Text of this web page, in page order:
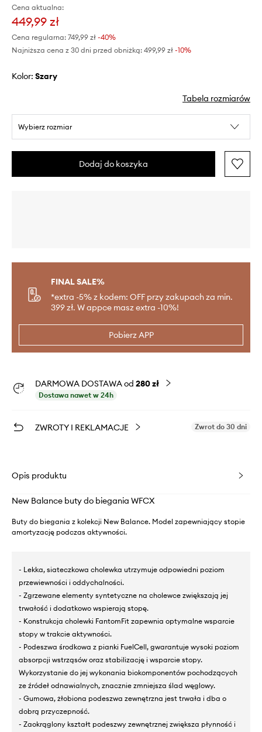
Cena aktualna:
449,99 zł
Cena regularna: 749,99 zł -40%
Najniższa cena z 30 dni przed obniżką: 499,99 zł -10%
Kolor: szary
Tabela rozmiarów
Wybierz rozmiar
Dodaj do koszyka
FINAL SALE%
*extra -5% z kodem: OFF przy zakupach za min.
399 zł. W appce masz extra -10%!
Pobierz APP
DARMOWA DOSTAWA od 280 zł
Dostawa nawet w 24h
ZWROTY I REKLAMACJE Zwrot do 30 dni
Opis produktu
New Balance buty do biegania WFCX
Buty do biegania z kolekcji New Balance. Model zapewniający stopie
amortyzację podczas aktywności.
- Lekka, siateczkowa cholewka utrzymuje odpowiedni poziom
przewiewności i oddychalności.
- Zgrzewane elementy syntetyczne na cholewce zwiększają jej
trwałość i dodatkowo wspierają stopę.
- Konstrukcja cholewki FantomFit zapewnia optymalne wsparcie
stopy w trakcie aktywności.
- Podeszwa środkowa z pianki FuelCell, gwarantuje wysoki poziom
absorpcji wstrząsów oraz stabilizację i wsparcie stopy.
Wykorzystanie do jej wykonania biokomponentów pochodzących
ze źródeł odnawialnych, znacznie zmniejsza ślad węglowy.
- Gumowa, żłobiona podeszwa zewnętrzna jest trwała i dba o
dobrą przyczepność.
- Zaokrąglony kształt podeszwy zewnętrznej zwiększa płynność i